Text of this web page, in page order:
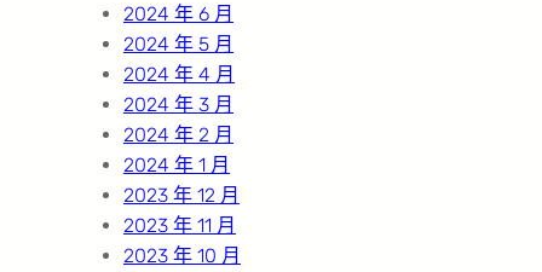
2024 年 6 月
2024 年 5 月
2024 年 4 月
2024 年 3 月
2024 年 2 月
2024 年 1 月
2023 年 12 月
2023 年 11 月
2023 年 10 月